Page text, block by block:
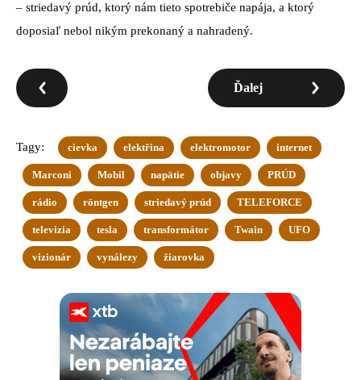
– striedavý prúd, ktorý nám tieto spotrebiče napája, a ktorý
doposiaľ nebol nikým prekonaný a nahradený.
Ďalej
Tagy: cievka elektřina elektromotor internet
Marconi Mobil napätie objavy PRÚD
rádio röntgen striedavý prúd TELEFORCE
televizia tesla transformátor Twain UFO
vizionár vynálezy žiarovka